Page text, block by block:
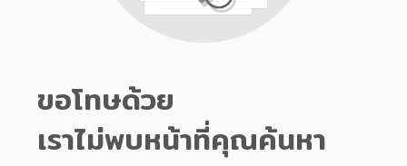
ขอโทษด้วย
เราไม่พบหน้าที่คุณค้นหา